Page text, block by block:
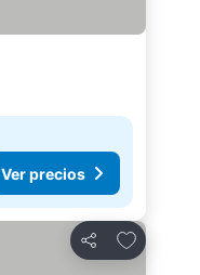
Ver precios
Compartir
Agregar a